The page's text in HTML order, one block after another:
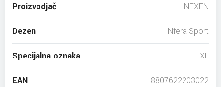
Proizvodjač NEXEN
Dezen Nfera Sport
Specijalna oznaka XL
EAN 8807622203022